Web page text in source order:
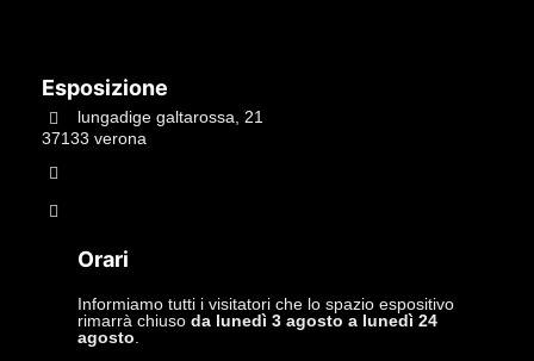
Esposizione
lungadige galtarossa, 21
37133 verona
Orari
Informiamo tutti i visitatori che lo spazio espositivo
rimarrà chiuso da lunedì 3 agosto a lunedì 24
agosto